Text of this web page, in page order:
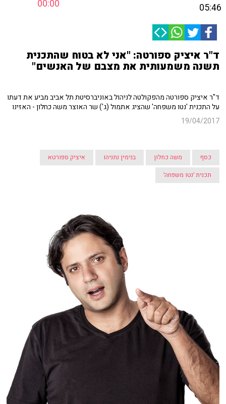
00:00 05:46
ד"ר איציק ספורטה: "אני לא בטוח שהתכנית
תשנה משמעותית את מצבם של האנשים"
ד"ר איציק ספורטה מהפקולטה לניהול באוניברסיטת תל אביב מביע את דעתו
על התכנית 'נטו משפחה' שהציג אתמול (ג') שר האוצר משה כחלון - האזינו
19/04/2017
כסף משה כחלון בנימין נתניהו
איציק ספורטא
תכנית ׳נטו משפחה׳